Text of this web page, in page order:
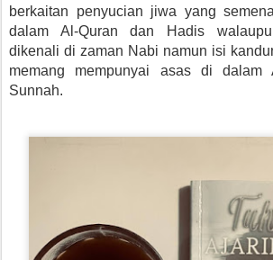
berkaitan penyucian jiwa yang
dalam Al-Quran dan Hadis
dikenali di zaman Nabi namun isi
memang mempunyai asas di dalam
Sunnah.